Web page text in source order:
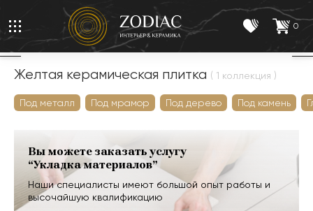
0
Желтая керамическая плитка ( 1 коллекция )
Под металл Под мрамор Под дерево Под камень
Вы можете заказать услугу
“Укладка материалов”
Наши специалисты имеют большой опыт работы и
высочайшую квалификацию